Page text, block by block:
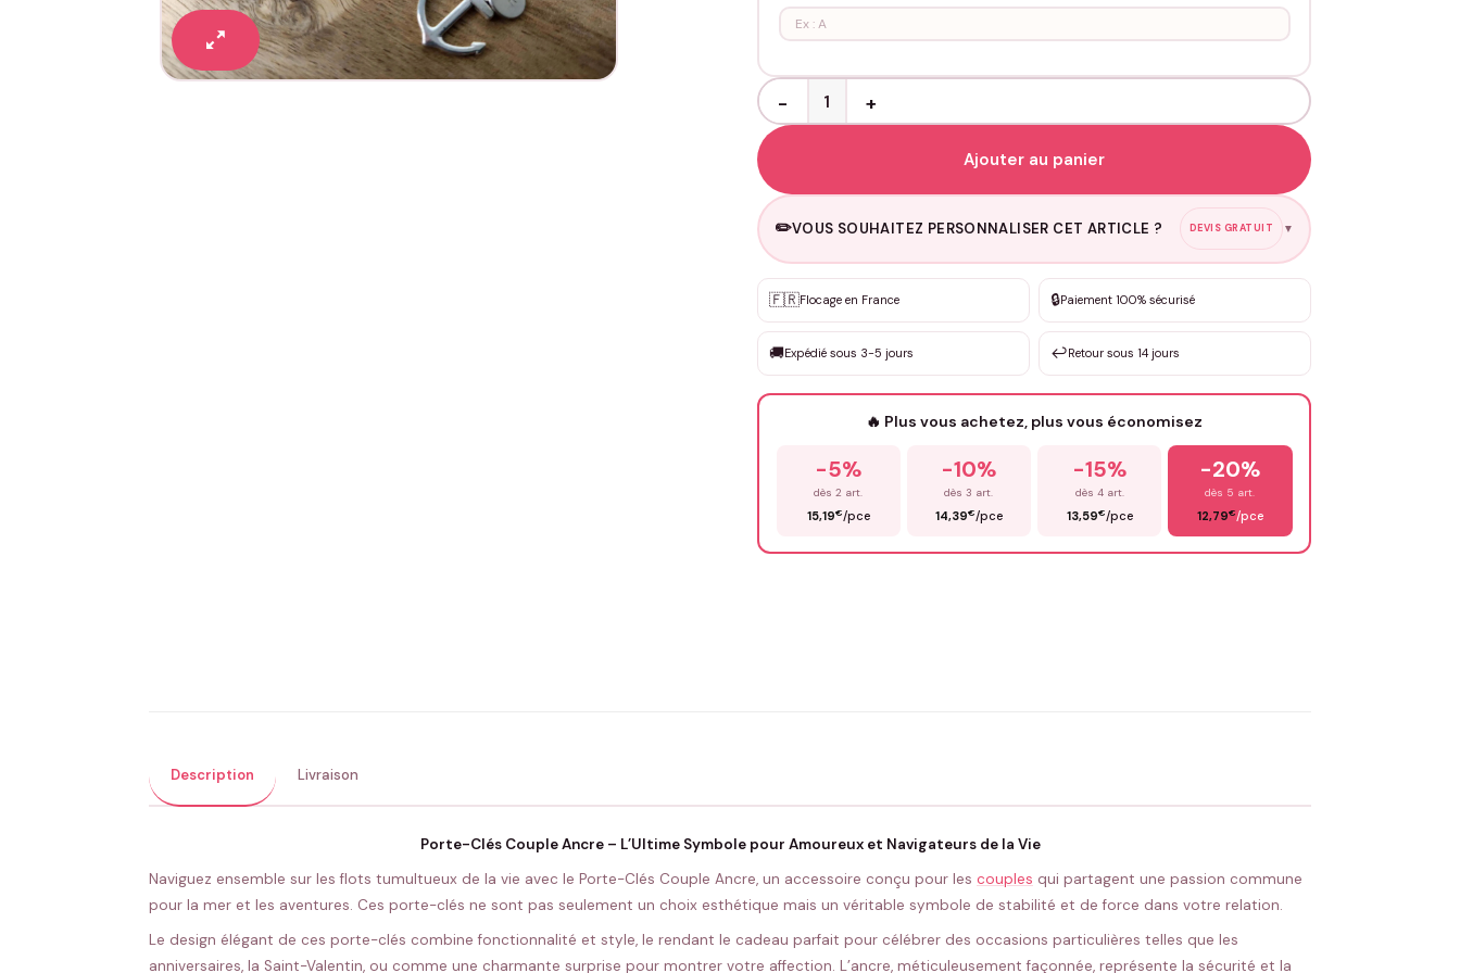
quantité de Porte clés Personnalisables Couple - Ancre
Ajouter au panier
✏️VOUS SOUHAITEZ PERSONNALISER CET ARTICLE ? DEVIS GRATUIT ▼
✨ Personnalisation sur mesure
DEVIS GRATUIT · Personnalisation de 3 à 10€ selon la demande
Que souhaitez-vous ?* Votre texte / idée*
Prénom* *
Précisions (optionnel)
🇫🇷Flocage en France 🔒Paiement 100% sécurisé
🚚Expédié sous 3-5 jours ↩️Retour sous 14 jours
🔥 Plus vous achetez, plus vous économisez
-5%
dès 2 art.
15,19€/pce
-10%
dès 3 art.
14,39€/pce
-15%
dès 4 art.
13,59€/pce
-20%
dès 5 art.
12,79€/pce
Description Livraison
Porte-Clés Couple Ancre – L’Ultime Symbole pour Amoureux et Navigateurs de la Vie
Naviguez ensemble sur les flots tumultueux de la vie avec le Porte-Clés Couple Ancre, un accessoire conçu pour les couples qui partagent une passion commune
pour la mer et les aventures. Ces porte-clés ne sont pas seulement un choix esthétique mais un véritable symbole de stabilité et de force dans votre relation.
Le design élégant de ces porte-clés combine fonctionnalité et style, le rendant le cadeau parfait pour célébrer des occasions particulières telles que les
anniversaires, la Saint-Valentin, ou comme une charmante surprise pour montrer votre affection. L’ancre, méticuleusement façonnée, représente la sécurité et la